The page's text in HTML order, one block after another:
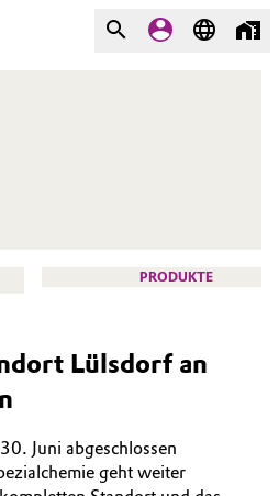
PRODUKTE
Lülsdorf an
Juni abgeschlossen
geht weiter